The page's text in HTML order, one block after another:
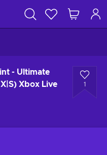
- Ultimate
Xbox Live
1